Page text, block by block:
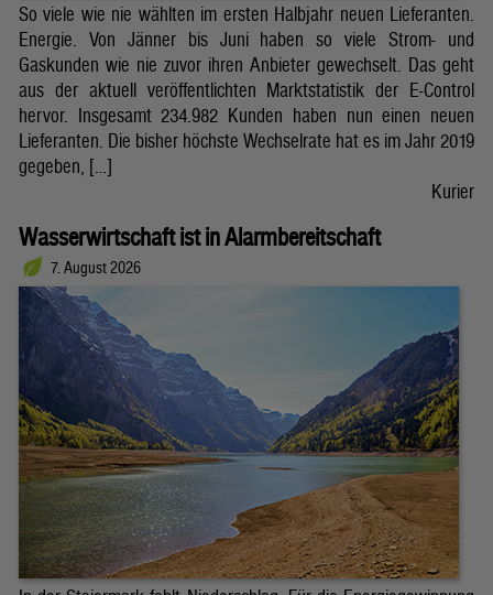
So viele wie nie wählten im ersten Halbjahr neuen Lieferanten.
Energie. Von Jänner bis Juni haben so viele Strom- und
Gaskunden wie nie zuvor ihren Anbieter gewechselt. Das geht
aus der aktuell veröffentlichten Marktstatistik der E-Control
hervor. Insgesamt 234.982 Kunden haben nun einen neuen
Lieferanten. Die bisher höchste Wechselrate hat es im Jahr 2019
gegeben, […]
Kurier
Wasserwirtschaft ist in Alarmbereitschaft
7. August 2026